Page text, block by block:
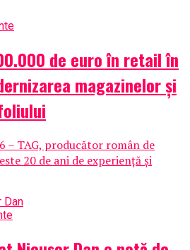
de euro în retail în
magazinelor și
– TAG, producător român de
20 de ani de experiență și